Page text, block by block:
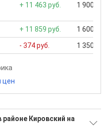
+ 11 463 руб. 1 900
+ 11 859 руб. 1 600
- 374 руб. 1 350
цен
Кировский на